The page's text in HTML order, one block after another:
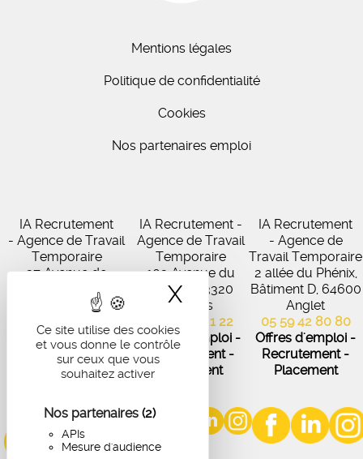
Ce site utilise des cookies
et vous donne le contrôle
sur ceux que vous
souhaitez activer
Nos partenaires (2)
APIs
Mesure d'audience
X Masquer le
Mentions légales
Politique de confidentialité
Cookies
Nos partenaires emploi
IA Recrutement
- Agence de Travail
Temporaire
27 Avenue de
Virecourt, 33370
Artigues-près-
Bordeaux
05 56 67 48 57
Offres d'emploi -
Recrutement -
IA Recrutement -
Agence de Travail
Temporaire
102 Avenue du
Médoc, 33320
Eysines
05 56 45 21 22
Offres d'emploi -
Recrutement -
Placement
IA Recrutement
- Agence de
Travail Temporaire
2 allée du Phénix,
Bâtiment D, 64600
Anglet
05 59 42 80 80
Offres d'emploi -
Recrutement -
Placement